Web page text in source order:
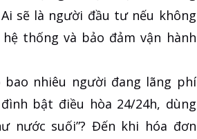
sẽ là người đầu tư nếu không
thống và bảo đảm vận hành
bao nhiêu người đang lãng phí
bật điều hòa 24/24h, dùng
nước suối”? Đến khi hóa đơn